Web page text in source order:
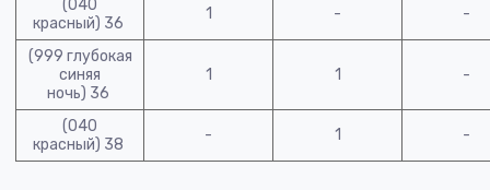
(040
красный) 36
1 - -
(999 глубокая
синяя
ночь) 36
1 1 -
(040
красный) 38
- 1 -